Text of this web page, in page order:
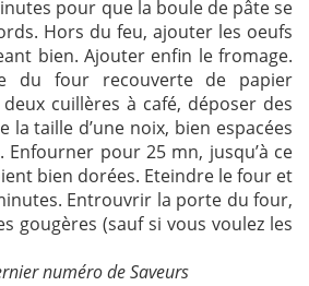
pour que la boule de pâte se
Hors du feu, ajouter les oeufs
bien. Ajouter enfin le fromage.
du four recouverte de papier
deux cuillères à café, déposer des
la taille d’une noix, bien espacées
Enfourner pour 25 mn, jusqu’à ce
bien dorées. Eteindre le four et
Entrouvrir la porte du four,
gougères (sauf si vous voulez les
numéro de Saveurs